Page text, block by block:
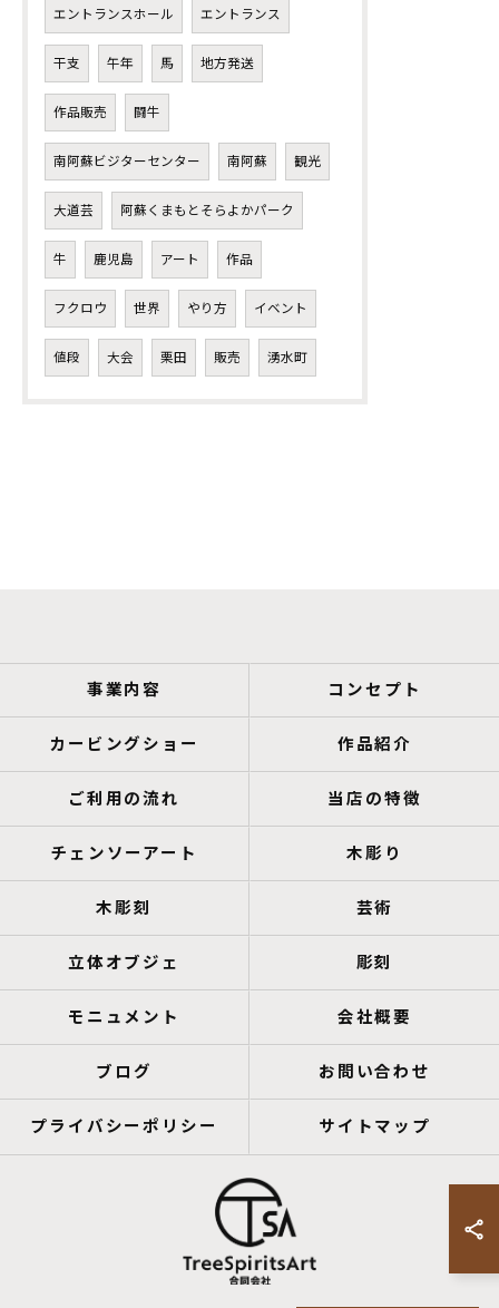
エントランスホール エントランス
干支 午年 馬 地方発送
作品販売 闘牛
南阿蘇ビジターセンター 南阿蘇 観光
大道芸 阿蘇くまもとそらよかパーク
牛 鹿児島 アート 作品
フクロウ 世界 やり方 イベント
値段 大会 栗田 販売 湧水町
事業内容 コンセプト
カービングショー 作品紹介
ご利用の流れ 当店の特徴
チェンソーアート 木彫り
木彫刻 芸術
立体オブジェ 彫刻
モニュメント 会社概要
ブログ お問い合わせ
プライバシーポリシー サイトマップ